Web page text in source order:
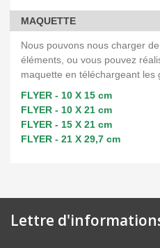
MAQUETTE
Nous pouvons nous charger
éléments, ou vous pouvez
maquette en téléchargeant les
FLYER - 10 X 15 cm
FLYER - 10 X 21 cm
FLYER - 15 X 21 cm
FLYER - 21 X 29,7 cm
Lettre